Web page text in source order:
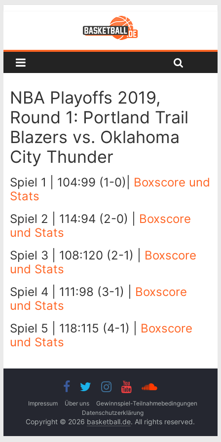
NBA Playoffs 2019,
Round 1: Portland Trail
Blazers vs. Oklahoma
City Thunder
Spiel 1 | 104:99 (1-0)| Boxscore und
Stats
Spiel 2 | 114:94 (2-0) | Boxscore
und Stats
Spiel 3 | 108:120 (2-1) | Boxscore
und Stats
Spiel 4 | 111:98 (3-1) | Boxscore
und Stats
Spiel 5 | 118:115 (4-1) | Boxscore
und Stats
Impressum Über uns
Gewinnspiel-Teilnahmebedingungen
Datenschutzerklärung
Copyright © 2026 basketball.de. All rights reserved.